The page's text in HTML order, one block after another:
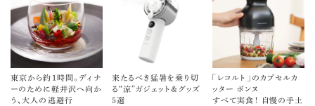
東京から約1時間。ディナ
ーのために軽井沢へ向か
う、大人の逃避行
来たるべき猛暑を乗り切
る“涼”ガジェット＆グッズ
5選
「レコルト」のカプセルカ
ッター ボンヌ
すべて実食！ 自慢の手土